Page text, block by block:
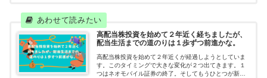
高配当株投資を始めて２年近く経ちましたが、
配当生活までの道のりは１歩ずつ前進かな。
高配当株投資を始めて２年近くが経過しようとしていま
す。このタイミングで大きな変化が２つ出てきます。１
つはネオモバイル証券の終了。そしてもうひとつが新Ｎ